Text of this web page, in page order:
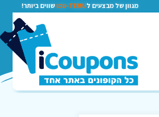
מגוון של מבצעים לTEMU-טמו שווים ביותר!